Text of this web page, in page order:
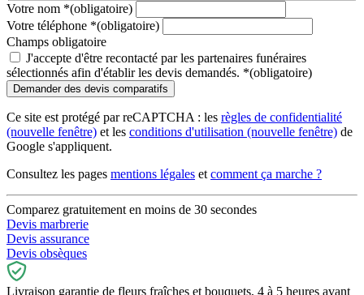
Votre nom *(obligatoire)
Votre téléphone *(obligatoire)
Champs obligatoire
J'accepte d'être recontacté par les partenaires funéraires
sélectionnés afin d'établir les devis demandés. *(obligatoire)
Ce site est protégé par reCAPTCHA : les règles de confidentialité
(nouvelle fenêtre) et les conditions d'utilisation (nouvelle fenêtre) de
Google s'appliquent.
Consultez les pages mentions légales et comment ça marche ?
Comparez gratuitement en moins de 30 secondes
Devis marbrerie
Devis assurance
Devis obsèques
Livraison garantie de fleurs fraîches et bouquets, 4 à 5 heures avant